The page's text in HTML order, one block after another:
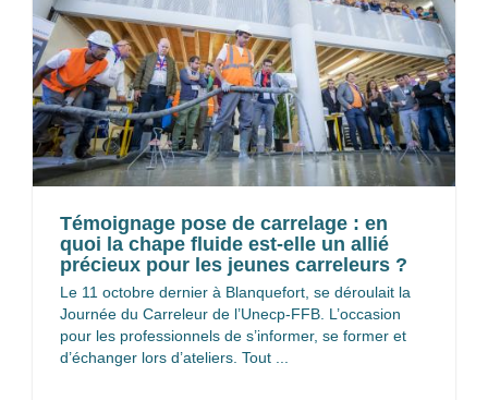
Témoignage pose de carrelage : en
quoi la chape fluide est-elle un allié
précieux pour les jeunes carreleurs ?
Le 11 octobre dernier à Blanquefort, se déroulait la
Journée du Carreleur de l’Unecp-FFB. L’occasion
pour les professionnels de s’informer, se former et
d’échanger lors d’ateliers. Tout ...